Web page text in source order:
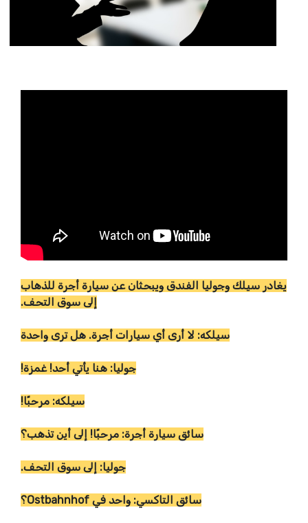
يغادر سيلك وجوليا الفندق ويبحثان عن سيارة أجرة للذهاب
إلى سوق التحف.
سيلكه: لا أرى أي سيارات أجرة. هل ترى واحدة
جوليا: هنا يأتي أحد! غمزة!
سيلكه: مرحبًا!
سائق سيارة أجرة: مرحبًا! إلى أين تذهب؟
جوليا: إلى سوق التحف.
سائق التاكسي: واحد في Ostbahnhof؟